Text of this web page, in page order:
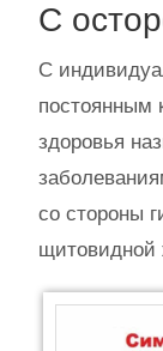
С
С
постоянным
здоровья
со стороны
щитовидной